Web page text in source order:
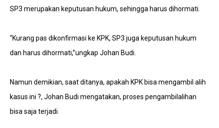
SP3 merupakan keputusan hukum, sehingga harus dihormati.
“Kurang pas dikonfirmasi ke KPK, SP3 juga keputusan hukum
dan harus dihormati,”ungkap Johan Budi.
Namun demikian, saat ditanya, apakah KPK bisa mengambil alih
kasus ini ?, Johan Budi mengatakan, proses pengambilalihan
bisa saja terjadi.